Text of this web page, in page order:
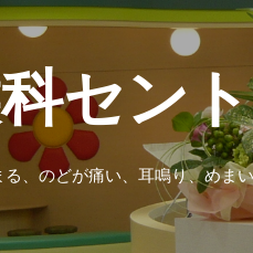
セン
、のどが痛い、耳鳴り、めま